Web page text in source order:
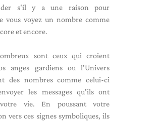
s'il y a une raison pour
vous voyez un nombre comme
et encore.
sont ceux qui croient
anges gardiens ou l'Univers
des nombres comme celui-ci
les messages qu'ils ont
vie. En poussant votre
vers ces signes symboliques, ils